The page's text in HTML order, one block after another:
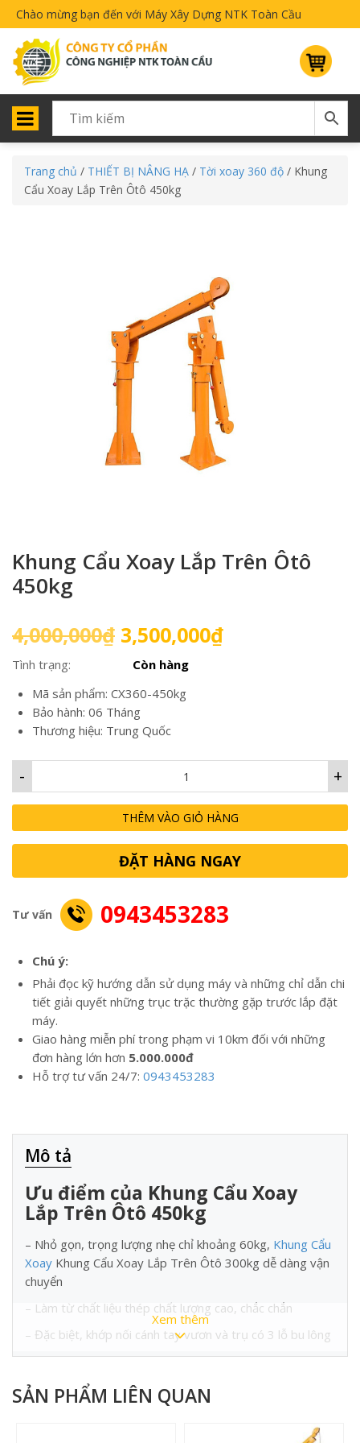
Chào mừng bạn đến với Máy Xây Dựng NTK Toàn Cầu
Trang chủ / THIẾT BỊ NÂNG HẠ / Tời xoay 360 độ / Khung
Cẩu Xoay Lắp Trên Ôtô 450kg
Khung Cẩu Xoay Lắp Trên Ôtô
450kg
4,000,000₫ Giá
gốc
là:
4,000,000₫.
3,500,000₫Giá
Tình trạng:
Còn hàng
Mã sản phẩm: CX360-450kg
Bảo hành: 06 Tháng
Thương hiệu: Trung Quốc
+
-
THÊM VÀO GIỎ HÀNG
ĐẶT HÀNG NGAY
Tư vấn 0943453283
Chú ý:
Phải đọc kỹ hướng dẫn sử dụng máy và những chỉ dẫn chi
tiết giải quyết những trục trặc thường gặp trước lắp đặt
máy.
Giao hàng miễn phí trong phạm vi 10km đối với những
đơn hàng lớn hơn 5.000.000đ
Hỗ trợ tư vấn 24/7: 0943453283
Mô tả
Ưu điểm của Khung Cẩu Xoay
Lắp Trên Ôtô 450kg
– Nhỏ gọn, trọng lượng nhẹ chỉ khoảng 60kg, Khung Cẩu
Xoay Khung Cẩu Xoay Lắp Trên Ôtô 300kg dễ dàng vận
chuyển
– Làm từ chất liệu thép chất lượng cao, chắc chắn
– Đặc biệt, khớp nối cánh tay vươn và trụ có 3 lỗ bu lông
điều chỉnh, giúp dễ dàng gập lại khi không sử dụng, tiết
– Thiết kế nhỏ gọn, khung giá chắc chắn, dễ lắp đặt, sử
Xem thêm
SẢN PHẨM LIÊN QUAN